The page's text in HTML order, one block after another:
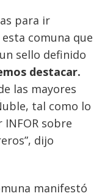
para ir
comuna que
sello definido
destacar.
las mayores
tal como lo
sobre
dijo
manifestó